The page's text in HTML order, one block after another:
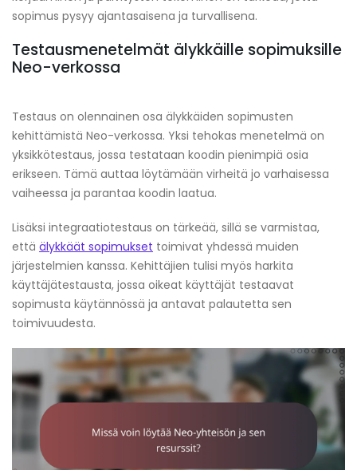
sopimus pysyy ajantasaisena ja turvallisena.
Testausmenetelmät älykkäille sopimuksille
Neo-verkossa
Testaus on olennainen osa älykkäiden sopimusten
kehittämistä Neo-verkossa. Yksi tehokas menetelmä on
yksikkötestaus, jossa testataan koodin pienimpiä osia
erikseen. Tämä auttaa löytämään virheitä jo varhaisessa
vaiheessa ja parantaa koodin laatua.
Lisäksi integraatiotestaus on tärkeää, sillä se varmistaa,
että älykkäät sopimukset toimivat yhdessä muiden
järjestelmien kanssa. Kehittäjien tulisi myös harkita
käyttäjätestausta, jossa oikeat käyttäjät testaavat
sopimusta käytännössä ja antavat palautetta sen
toimivuudesta.